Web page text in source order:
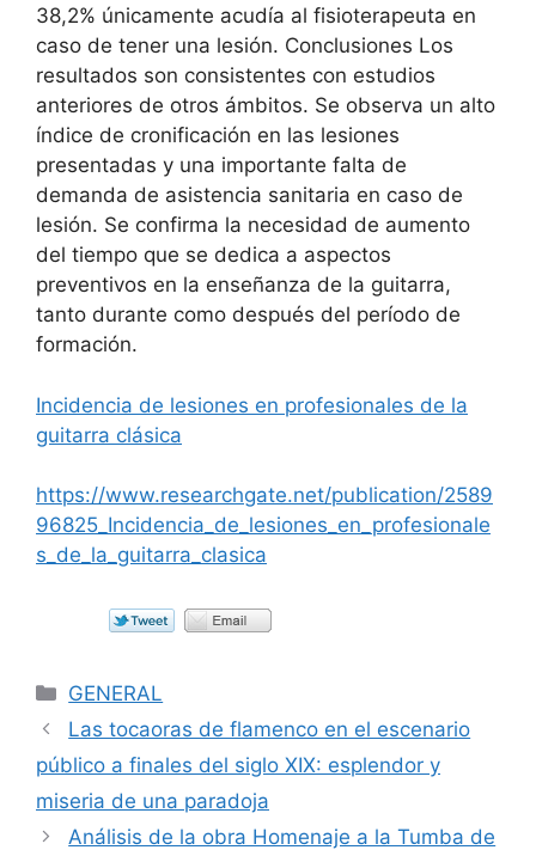
38,2% únicamente acudía al fisioterapeuta en
caso de tener una lesión. Conclusiones Los
resultados son consistentes con estudios
anteriores de otros ámbitos. Se observa un alto
índice de cronificación en las lesiones
presentadas y una importante falta de
demanda de asistencia sanitaria en caso de
lesión. Se confirma la necesidad de aumento
del tiempo que se dedica a aspectos
preventivos en la enseñanza de la guitarra,
tanto durante como después del período de
formación.
Incidencia de lesiones en profesionales de la
guitarra clásica
https://www.researchgate.net/publication/2589
96825_Incidencia_de_lesiones_en_profesionale
s_de_la_guitarra_clasica
Categorías
GENERAL
Las tocaoras de flamenco en el escenario
público a finales del siglo XIX: esplendor y
miseria de una paradoja
Análisis de la obra Homenaje a la Tumba de